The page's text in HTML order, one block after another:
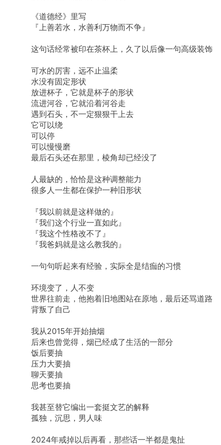
《道德经》里写
『上善若水，水善利万物而不争』
这句话经常被印在茶杯上，久了以后像一句高级装饰
可水的厉害，远不止温柔
水没有固定形状
放进杯子，它就是杯子的形状
流进河谷，它就沿着河谷走
遇到石头，不一定狠狠干上去
它可以绕
可以停
可以慢慢磨
最后石头还在那里，棱角却已经没了
人最缺的，恰恰是这种调整能力
很多人一生都在保护一种旧形状
『我以前就是这样做的』
『我们这个行业一直如此』
『我这个性格改不了』
『我爸妈就是这么教我的』
一句句听起来有经验，实际全是结痂的习惯
环境变了，人不变
世界往前走，他抱着旧地图站在原地，最后还骂道路
背叛了自己
我从2015年开始抽烟
后来也曾觉得，烟已经成了生活的一部分
饭后要抽
压力大要抽
聊天要抽
思考也要抽
我甚至替它编出一套挺文艺的解释
孤独，沉思，男人味
2024年戒掉以后再看，那些话一半都是鬼扯